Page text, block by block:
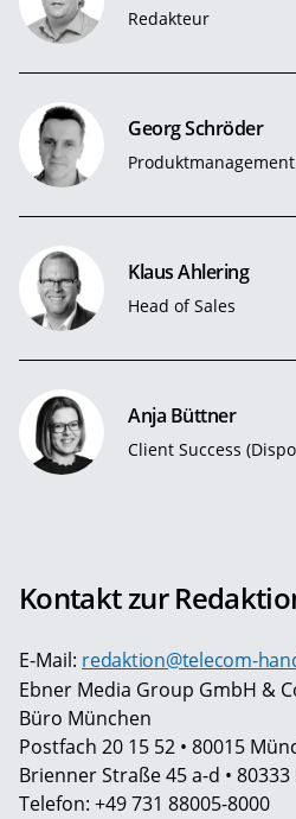
Redakteur
Georg Schröder
Produktmanagement
Klaus Ahlering
Head of Sales
Anja Büttner
Client Success
Kontakt zur
E-Mail: redaktion@telecom-
Ebner Media Group GmbH &
Büro München
Postfach 20 15 52 • 80015
Brienner Straße 45 a-d •
Telefon: +49 731 88005-8000